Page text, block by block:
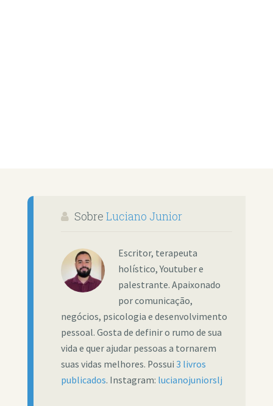
Sobre Luciano Junior
Escritor, terapeuta
holístico, Youtuber e
palestrante. Apaixonado
por comunicação,
negócios, psicologia e desenvolvimento
pessoal. Gosta de definir o rumo de sua
vida e quer ajudar pessoas a tornarem
suas vidas melhores. Possui 3 livros
publicados. Instagram: lucianojuniorslj